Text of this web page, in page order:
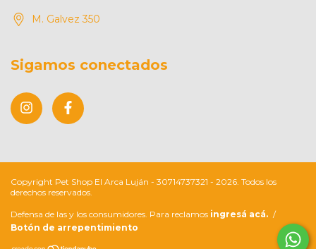
M. Galvez 350
Sigamos conectados
Copyright Pet Shop El Arca Luján - 30714737321 - 2026. Todos los
derechos reservados.
Defensa de las y los consumidores. Para reclamos ingresá acá. /
Botón de arrepentimiento